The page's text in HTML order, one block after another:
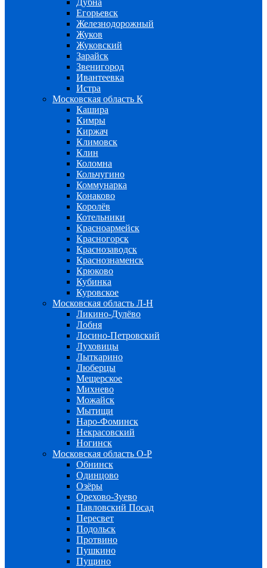
Дубна
Егорьевск
Железнодорожный
Жуков
Жуковский
Зарайск
Звенигород
Ивантеевка
Истра
Московская область К
Кашира
Кимры
Киржач
Климовск
Клин
Коломна
Кольчугино
Коммунарка
Конаково
Королёв
Котельники
Красноармейск
Красногорск
Краснозаводск
Краснознаменск
Крюково
Кубинка
Куровское
Московская область Л-Н
Ликино-Дулёво
Лобня
Лосино-Петровский
Луховицы
Лыткарино
Люберцы
Мещерское
Михнево
Можайск
Мытищи
Наро-Фоминск
Некрасовский
Ногинск
Московская область О-Р
Обнинск
Одинцово
Озёры
Орехово-Зуево
Павловский Посад
Пересвет
Подольск
Протвино
Пушкино
Пущино